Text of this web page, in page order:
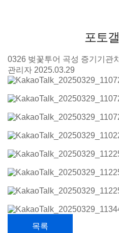
포토
0326 벚꽃투어 곡성 증기기관
관리자 2025.03.29
목록